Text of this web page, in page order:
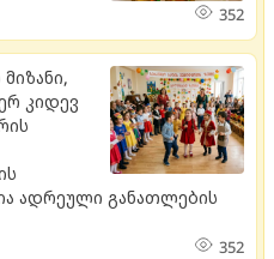
352
კიდევ
ადრეული განათლების
352